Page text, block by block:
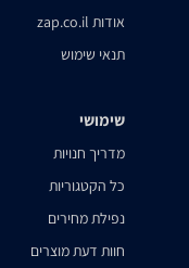
אודות zap.co.il
תנאי שימוש
שימושי
מדריך חנויות
כל הקטגוריות
נפילת מחירים
חוות דעת מוצרים